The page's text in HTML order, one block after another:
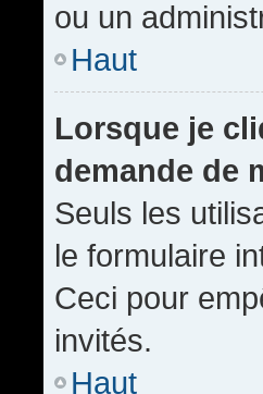
ou un
Haut
Lorsque je
demande de
Seuls les
le formulaire
Ceci pour
invités.
Haut